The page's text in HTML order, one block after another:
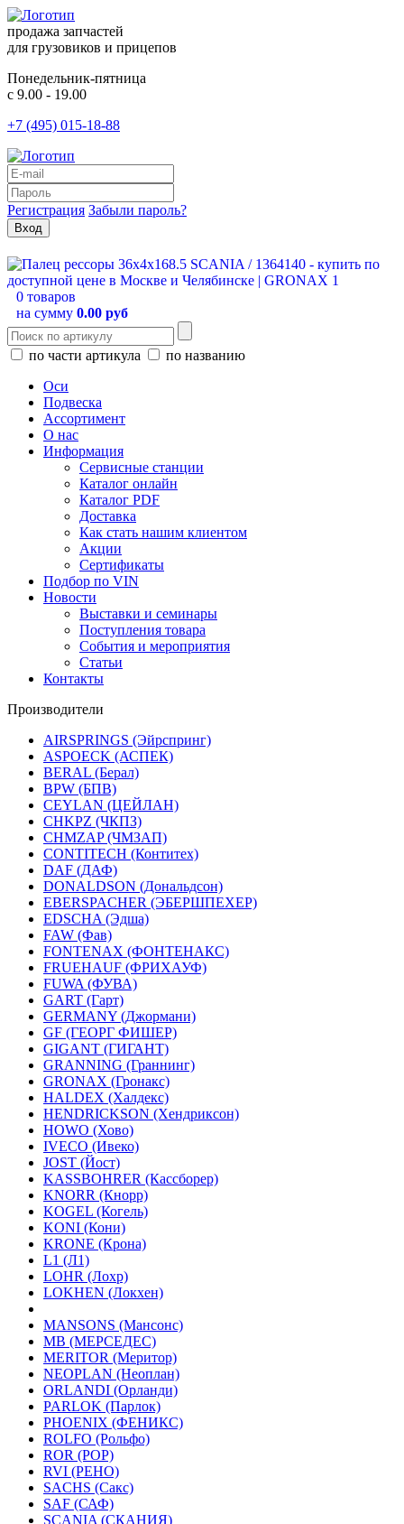
продажа запчастей
для грузовиков и прицепов
Понедельник-пятница
с 9.00 - 19.00
+7 (495) 015-18-88
Регистрация Забыли пароль?
0 товаров
на сумму 0.00 руб
по части артикула
по названию
Оси
Подвеска
Ассортимент
О нас
Информация
Сервисные станции
Каталог онлайн
Каталог PDF
Доставка
Как стать нашим клиентом
Акции
Сертификаты
Подбор по VIN
Новости
Выставки и семинары
Поступления товара
События и мероприятия
Статьи
Контакты
Производители
AIRSPRINGS (Эйрспринг)
ASPOECK (АСПЕК)
BERAL (Берал)
BPW (БПВ)
CEYLAN (ЦЕЙЛАН)
CHKPZ (ЧКПЗ)
CHMZAP (ЧМЗАП)
CONTITECH (Контитех)
DAF (ДАФ)
DONALDSON (Дональдсон)
EBERSPACHER (ЭБЕРШПЕХЕР)
EDSCHA (Эдша)
FAW (Фав)
FONTENAX (ФОНТЕНАКС)
FRUEHAUF (ФРИХАУФ)
FUWA (ФУВА)
GART (Гарт)
GERMANY (Джормани)
GF (ГЕОРГ ФИШЕР)
GIGANT (ГИГАНТ)
GRANNING (Граннинг)
GRONAX (Гронакс)
HALDEX (Халдекс)
HENDRICKSON (Хендриксон)
HOWO (Хово)
IVECO (Ивеко)
JOST (Йост)
KASSBOHRER (Касcборер)
KNORR (Кнорр)
KOGEL (Когель)
KONI (Кони)
KRONE (Крона)
L1 (Л1)
LOHR (Лохр)
LOKHEN (Локхен)
MANSONS (Мансонс)
MB (МЕРСЕДЕС)
MERITOR (Меритор)
NEOPLAN (Неоплан)
ORLANDI (Орланди)
PARLOK (Парлок)
PHOENIX (ФЕНИКС)
ROLFO (Рольфо)
ROR (РОР)
RVI (РЕНО)
SACHS (Сакс)
SAF (САФ)
SCANIA (СКАНИЯ)